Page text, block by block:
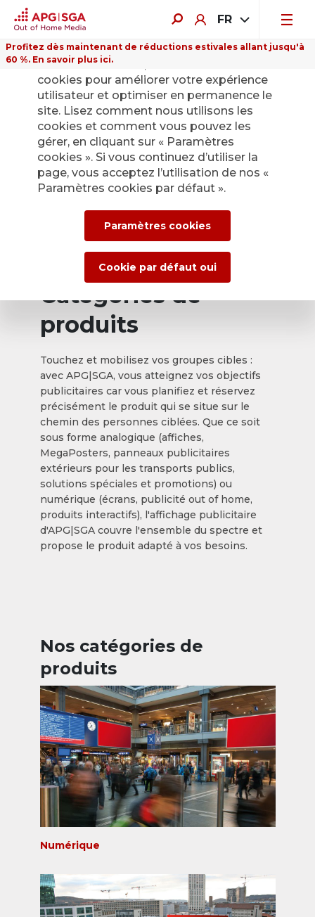
FR
Profitez dès maintenant de réductions estivales allant jusqu'à
60 %. En savoir plus ici.
Catégories de
produits
Touchez et mobilisez vos groupes cibles :
avec APG|SGA, vous atteignez vos objectifs
publicitaires car vous planifiez et réservez
précisément le produit qui se situe sur le
chemin des personnes ciblées. Que ce soit
sous forme analogique (affiches,
MegaPosters, panneaux publicitaires
extérieurs pour les transports publics,
solutions spéciales et promotions) ou
numérique (écrans, publicité out of home,
produits interactifs), l'affichage publicitaire
d'APG|SGA couvre l'ensemble du spectre et
propose le produit adapté à vos besoins.
Nos catégories de
produits
Numérique
Sur ce site Internet, nous utilisons des
cookies pour améliorer votre expérience
utilisateur et optimiser en permanence le
site. Lisez comment nous utilisons les
cookies et comment vous pouvez les
gérer, en cliquant sur « Paramètres
cookies ». Si vous continuez d’utiliser la
page, vous acceptez l’utilisation de nos «
Paramètres cookies par défaut ».
Paramètres cookies
Cookie par défaut oui